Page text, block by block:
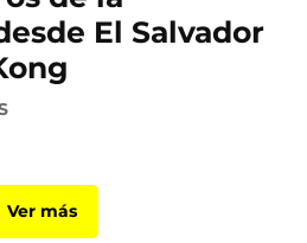
El Salvador
Ver más